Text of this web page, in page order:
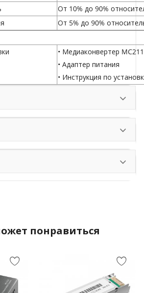
От 10% до 90%
От 5% до 90%
• Медиаконвертер
• Адаптер питания
• Инструкция по
понравиться